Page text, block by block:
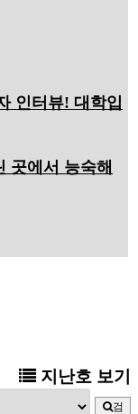
인터뷰! 대학입
곳에서 능숙해
지난호 보기
검